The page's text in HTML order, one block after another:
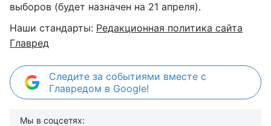
выборов (будет назначен на 21 апреля).
Наши стандарты: Редакционная политика сайта
Главред
Следите за событиями вместе с
Главредом в Google!
Мы в соцсетях: